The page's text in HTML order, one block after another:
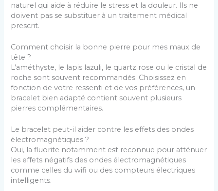
naturel qui aide à réduire le stress et la douleur. Ils ne
doivent pas se substituer à un traitement médical
prescrit.
Comment choisir la bonne pierre pour mes maux de
tête ?
L’améthyste, le lapis lazuli, le quartz rose ou le cristal de
roche sont souvent recommandés. Choisissez en
fonction de votre ressenti et de vos préférences, un
bracelet bien adapté contient souvent plusieurs
pierres complémentaires.
Le bracelet peut-il aider contre les effets des ondes
électromagnétiques ?
Oui, la fluorite notamment est reconnue pour atténuer
les effets négatifs des ondes électromagnétiques
comme celles du wifi ou des compteurs électriques
intelligents.